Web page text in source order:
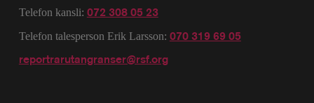
Telefon kansli: 072 308 05 23
Telefon talesperson Erik Larsson: 070 319 69 05
reportrarutangranser@rsf.org